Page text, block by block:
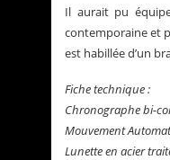
Il aurait pu
contemporaine et
est habillée d’un
Fiche technique :
Chronographe bi-
Mouvement
Lunette en acier